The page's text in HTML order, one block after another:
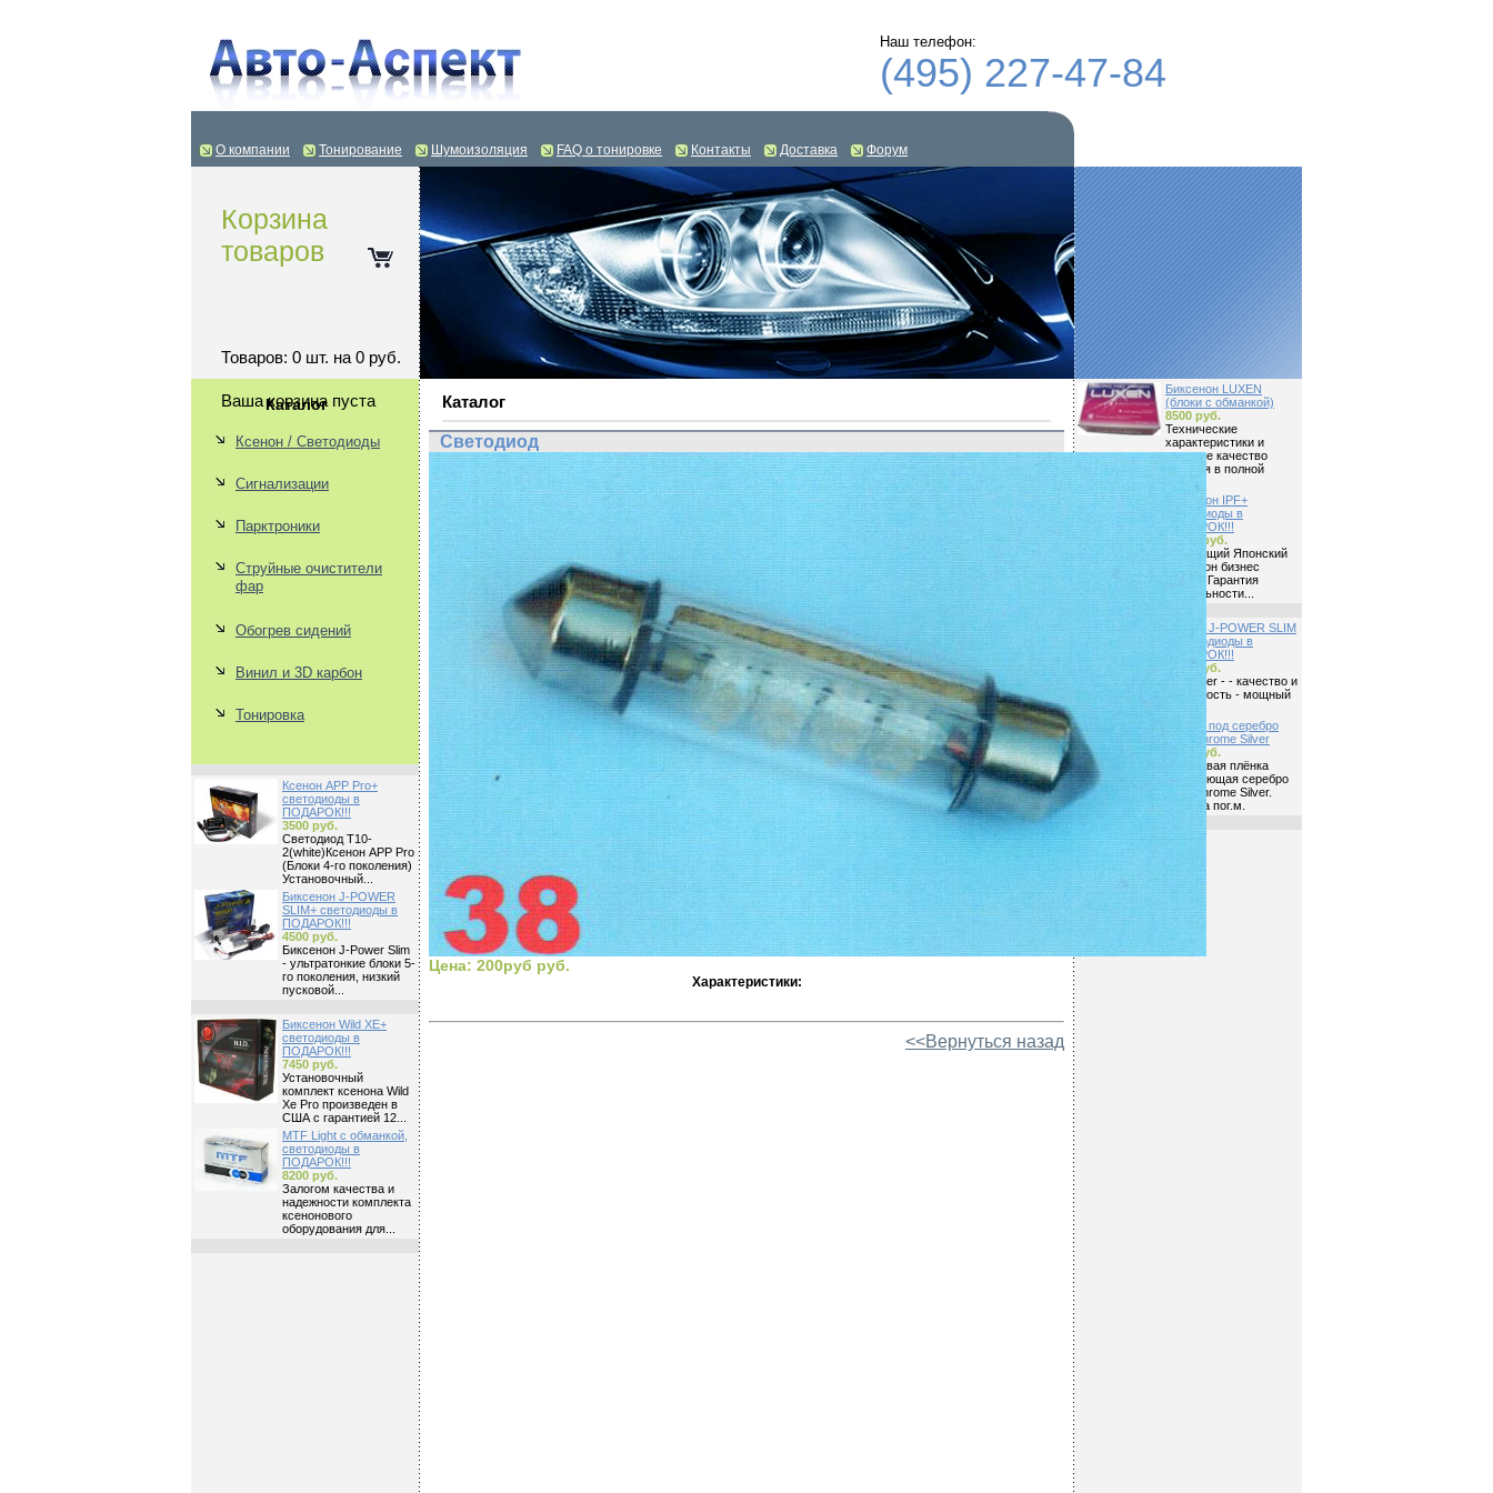
Наш телефон:
(495) 227-47-84
О компании Тонирование Шумоизоляция FAQ о тонировке Контакты Доставка Форум
Корзина
товаров
Товаров: 0 шт. на 0 руб.
Ваша корзина пуста
Каталог
Ксенон / Светодиоды
Сигнализации
Парктроники
Струйные очистители
фар
Обогрев сидений
Винил и 3D карбон
Тонировка
Ксенон APP Pro+
светодиоды в
ПОДАРОК!!!
3500 руб.
Светодиод Т10-
2(white)Ксенон APP Pro
(Блоки 4-го поколения)
Установочный...
Биксенон J-POWER
SLIM+ светодиоды в
ПОДАРОК!!!
4500 руб.
Биксенон J-Power Slim
- ультратонкие блоки 5-
го поколения, низкий
пусковой...
Биксенон Wild XE+
светодиоды в
ПОДАРОК!!!
7450 руб.
Установочный
комплект ксенона Wild
Xe Pro произведен в
США с гарантией 12...
MTF Light с обманкой,
светодиоды в
ПОДАРОК!!!
8200 руб.
Залогом качества и
надежности комплекта
ксенонового
оборудования для...
Биксенон LUXEN
(блоки с обманкой)
8500 руб.
Технические
характеристики и
высокое качество
изделия в полной
Биксенон IPF+
светодиоды в
ПОДАРОК!!!
31000 руб.
Настоящий Японский
биксенон бизнес
класса Гарантия
правильности...
Ксенон J-POWER SLIM
+ светодиоды в
ПОДАРОК!!!
2800 руб.
J-Power - - качество и
надежность - мощный
Карбон под серебро
MxP Chrome Silver
2000 руб.
Виниловая плёнка
имтирующая серебро
MxP Chrome Silver.
Цена за пог.м.
Каталог
Светодиод
Цена: 200руб руб.
Характеристики:
<<Вернуться назад